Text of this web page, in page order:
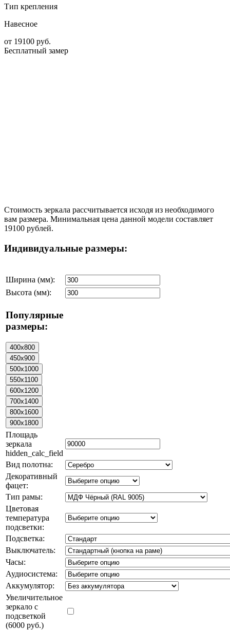
Тип крепления
Навесное
от 19100 руб.
Бесплатный замер
Стоимость зеркала рассчитывается исходя из необходимого
вам размера. Минимальная цена данной модели составляет
19100 рублей.
Индивидуальные размеры:
Ширина (мм):
Высота (мм):
Популярные
размеры:
Площадь
зеркала
hidden_calc_field
Вид полотна:
Декоративный
фацет:
Тип рамы:
Цветовая
температура
подсветки:
Подсветка:
Выключатель:
Часы:
Аудиосистема:
Аккумулятор:
Увеличительное
зеркало с
подсветкой
(6000 руб.)